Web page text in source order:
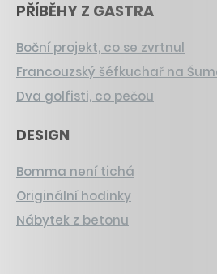
PŘÍBĚHY Z GASTRA
Boční projekt, co se zvrtnul
Francouzský šéfkuchař na
Dva golfisti, co pečou
DESIGN
Bomma není tichá
Originální hodinky
Nábytek z betonu